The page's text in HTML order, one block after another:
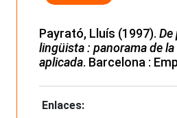
Payrató, Lluís (1997). De
lingüista : panorama de
aplicada. Barcelona :
Enlaces: